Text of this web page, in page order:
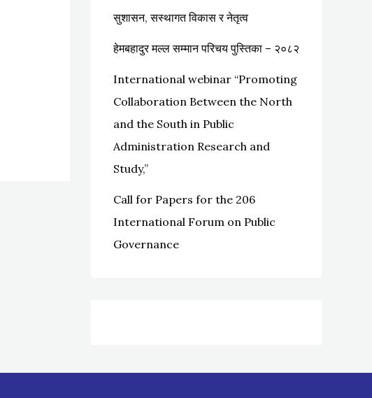
सुशासन, सस्थागत विकास र नेतृत्व
हेमबहादुर मल्ल सम्मान परिचय पुस्तिका – २०८२
International webinar “Promoting
Collaboration Between the North
and the South in Public
Administration Research and
Study,”
Call for Papers for the 206
International Forum on Public
Governance